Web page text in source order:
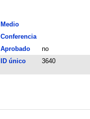
Medio
Conferencia
Aprobado
no
ID único 3640